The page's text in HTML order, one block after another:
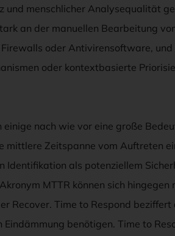
und menschlicher Analysequalität
an der manuellen Bearbeitung
oder Antivirensoftware,
oder kontextbasierte
nach wie vor eine große
mittlere Zeitspanne vom Auftreten
Identifikation als potenziellem
MTTR können sich hingegen
Recover. Time to Respond
benötigen. Time to